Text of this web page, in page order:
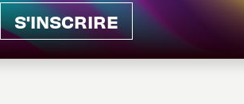
S'INSCRIRE